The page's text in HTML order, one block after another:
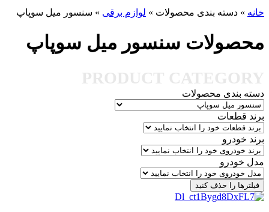
خانه » دسته بندی محصولات » لوازم برقی » سنسور میل سوپاپ
محصولات سنسور میل سوپاپ
دسته بندی محصولات
برند قطعات
برند خودرو
مدل خودرو
فیلترها را حذف کنید